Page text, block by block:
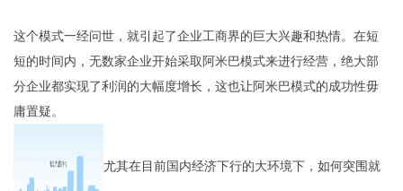
这个模式一经问世，就引起了企业工商界的巨大兴趣和热情。在短
短的时间内，无数家企业开始采取阿米巴模式来进行经营，绝大部
分企业都实现了利润的大幅度增长，这也让阿米巴模式的成功性毋
庸置疑。
尤其在目前国内经济下行的大环境下，如何突围就